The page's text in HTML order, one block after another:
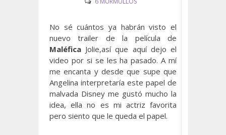
No sé cuántos ya habrán visto el
nuevo trailer de la película de
Maléfica Jolie,así que aquí dejo el
video por si se les ha pasado. A mí
me encanta y desde que supe que
Angelina interpretaría este papel de
malvada Disney me gustó mucho la
idea, ella no es mi actriz favorita
pero siento que le queda el papel.